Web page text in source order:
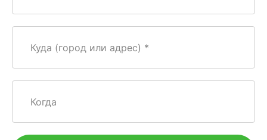
Куда (город или адрес)
Когда